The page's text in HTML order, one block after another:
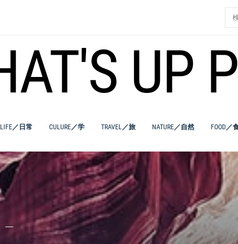
索:
UP
LIFE／日常 CULURE／学 TRAVEL／旅 NATURE／自然 FOOD／